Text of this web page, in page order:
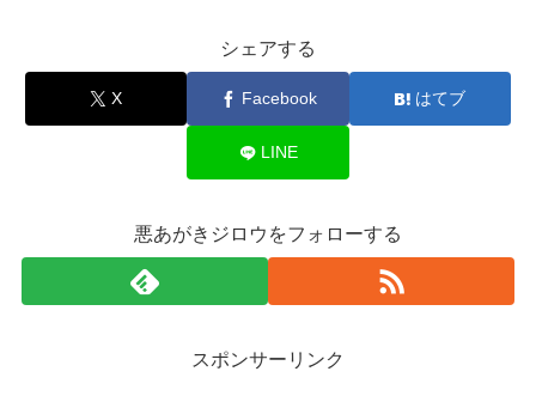
シェアする
X Facebook はてブ
LINE
悪あがきジロウをフォローする
スポンサーリンク